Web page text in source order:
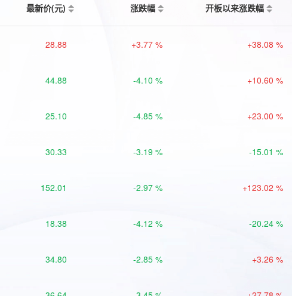
最新价(元) 涨跌幅 开板以来涨跌幅
28.88 +3.77 % +38.08 %
44.88 -4.10 % +10.60 %
25.10 -4.85 % +23.00 %
30.33 -3.19 % -15.01 %
152.01 -2.97 % +123.02 %
18.38 -4.12 % -20.24 %
34.80 -2.85 % +3.26 %